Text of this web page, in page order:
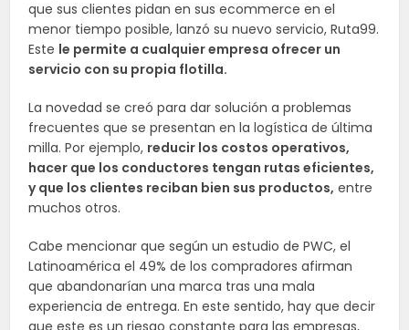
que sus clientes pidan en sus ecommerce en el
menor tiempo posible, lanzó su nuevo servicio, Ruta99.
Este le permite a cualquier empresa ofrecer un
servicio con su propia flotilla.
La novedad se creó para dar solución a problemas
frecuentes que se presentan en la logística de última
milla. Por ejemplo, reducir los costos operativos,
hacer que los conductores tengan rutas eficientes,
y que los clientes reciban bien sus productos, entre
muchos otros.
Cabe mencionar que según un estudio de PWC, el
Latinoamérica el 49% de los compradores afirman
que abandonarían una marca tras una mala
experiencia de entrega. En este sentido, hay que decir
que este es un riesgo constante para las empresas,